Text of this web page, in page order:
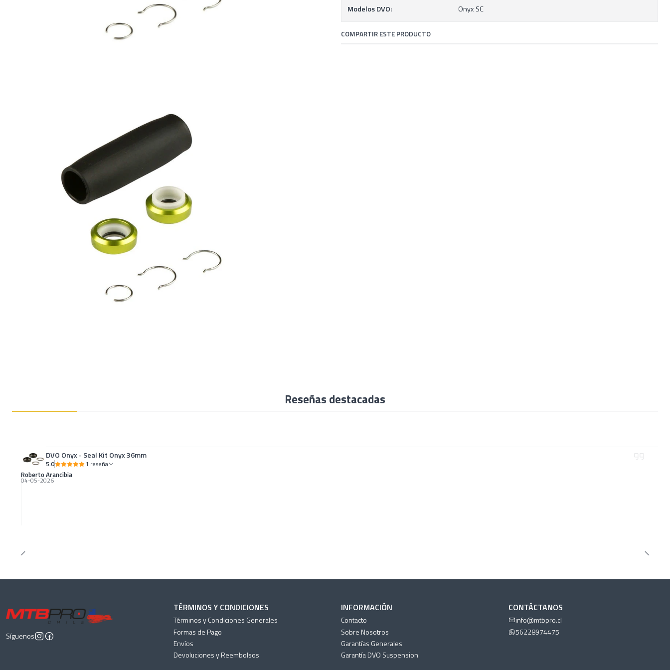
Modelos DVO: Onyx SC
COMPARTIR ESTE PRODUCTO
Reseñas destacadas
DVO Onyx - Seal Kit Onyx 36mm
5.0 1 reseña
Roberto Arancibia
04-05-2026
Síguenos
TÉRMINOS Y CONDICIONES
Términos y Condiciones Generales
Formas de Pago
Envíos
Devoluciones y Reembolsos
INFORMACIÓN
Contacto
Sobre Nosotros
Garantías Generales
Garantía DVO Suspension
CONTÁCTANOS
info@mtbpro.cl
56228974475